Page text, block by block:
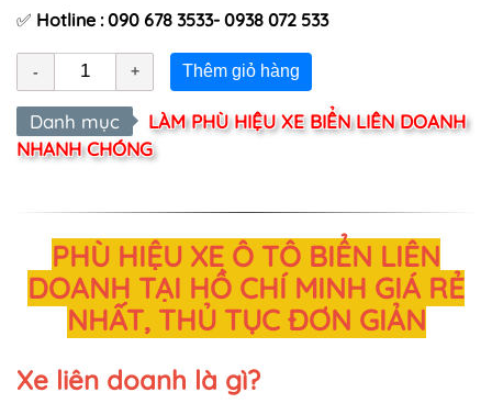
✅ Hotline : 090 678 3533- 0938 072 533
Thêm giỏ hàng
Danh mục
LÀM PHÙ HIỆU XE BIỂN LIÊN DOANH
NHANH CHÓNG
PHÙ HIỆU XE Ô TÔ BIỂN LIÊN
DOANH TẠI HỒ CHÍ MINH GIÁ RẺ
NHẤT, THỦ TỤC ĐƠN GIẢN
Xe liên doanh là gì?